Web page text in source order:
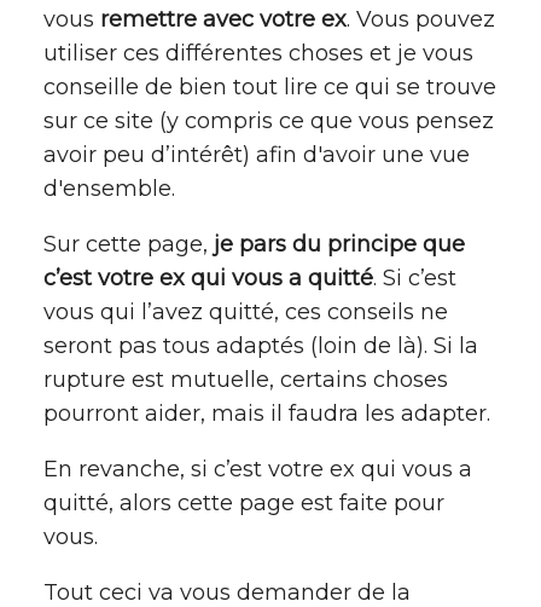
vous remettre avec votre ex. Vous pouvez
utiliser ces différentes choses et je vous
conseille de bien tout lire ce qui se trouve
sur ce site (y compris ce que vous pensez
avoir peu d’intérêt) afin d'avoir une vue
d'ensemble.
Sur cette page, je pars du principe que
c’est votre ex qui vous a quitté. Si c’est
vous qui l’avez quitté, ces conseils ne
seront pas tous adaptés (loin de là). Si la
rupture est mutuelle, certains choses
pourront aider, mais il faudra les adapter.
En revanche, si c’est votre ex qui vous a
quitté, alors cette page est faite pour
vous.
Tout ceci va vous demander de la